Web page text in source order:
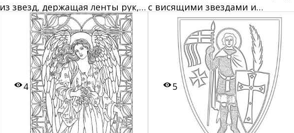
из звезд, держащая ленты рук,
змей под ногами
с висящими звездами и
снежинками
4
5